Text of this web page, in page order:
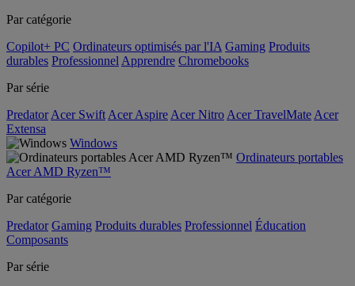
Par catégorie
Copilot+ PC Ordinateurs optimisés par l'IA Gaming Produits
durables Professionnel Apprendre Chromebooks
Par série
Predator Acer Swift Acer Aspire Acer Nitro Acer TravelMate Acer
Extensa
Windows
Ordinateurs portables
Acer AMD Ryzen™
Par catégorie
Predator Gaming Produits durables Professionnel Éducation
Composants
Par série